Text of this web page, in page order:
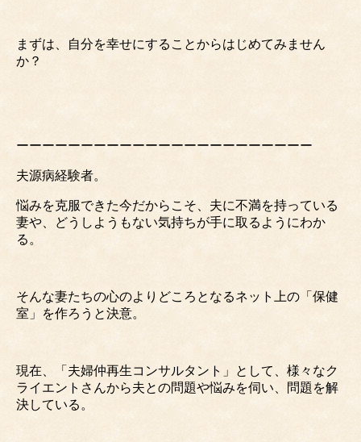
まずは、自分を幸せにすることからはじめてみません
か？
ーーーーーーーーーーーーーーーーーーーーーーー
夫源病経験者。
悩みを克服できた今だからこそ、夫に不満を持っている
妻や、どうしようもない気持ちが手に取るようにわか
る。
そんな妻たちの心のよりどころとなるネット上の「保健
室」を作ろうと決意。
現在、「夫婦仲再生コンサルタント」として、様々なク
ライエントさんから夫との問題や悩みを伺い、問題を解
決している。